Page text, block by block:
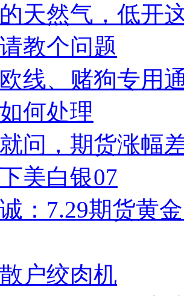
天然气，低开
教个问题
线、赌狗专用
何处理
问，期货涨幅
美白银07
：7.29期货黄
户绞肉机